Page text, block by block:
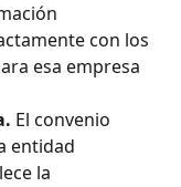
con los
esa empresa
El convenio
entidad
la